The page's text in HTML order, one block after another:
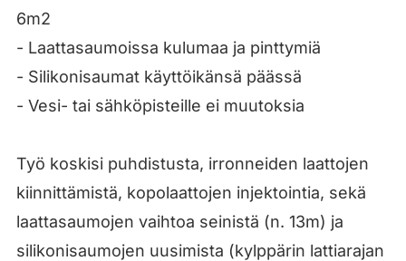
6m2
- Laattasaumoissa kulumaa ja pinttymiä
- Silikonisaumat käyttöikänsä päässä
- Vesi- tai sähköpisteille ei muutoksia
Työ koskisi puhdistusta, irronneiden laattojen
kiinnittämistä, kopolaattojen injektointia, sekä
laattasaumojen vaihtoa seinistä (n. 13m) ja
silikonisaumojen uusimista (kylppärin lattiarajan